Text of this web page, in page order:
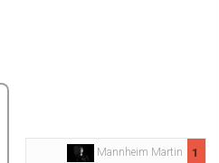
Mannheim Martin 1